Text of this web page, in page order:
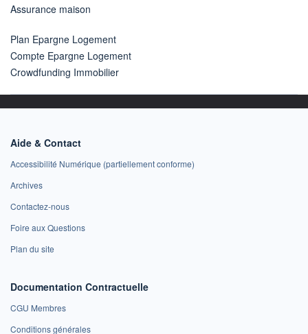
Assurance maison
Plan Epargne Logement
Compte Epargne Logement
Crowdfunding Immobilier
Aide & Contact
Accessibilité Numérique (partiellement conforme)
Archives
Contactez-nous
Foire aux Questions
Plan du site
Documentation Contractuelle
CGU Membres
Conditions générales